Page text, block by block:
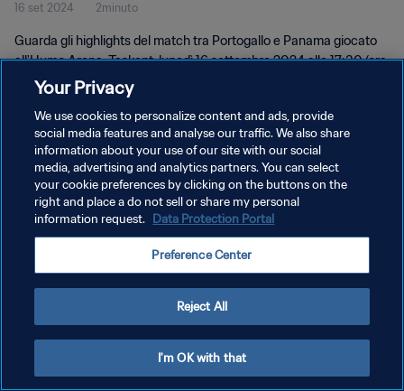
16 set 2024 2minuto
Guarda gli highlights del match tra Portogallo e Panama giocato
all'Humo Arena, Taskent, lunedì 16 settembre 2024 alle 17:30 (ora
locale).
PRIVACY POLICY
TERMINI DI SERVIZIO
GESTISCI LE TUE PREFERENZE PER I COOKIES
Your Privacy
We use cookies to personalize content and ads, provide
social media features and analyse our traffic. We also share
information about your use of our site with our social
media, advertising and analytics partners. You can select
your cookie preferences by clicking on the buttons on the
right and place a do not sell or share my personal
information request. Data Protection Portal
Preference Center
Reject All
I'm OK with that